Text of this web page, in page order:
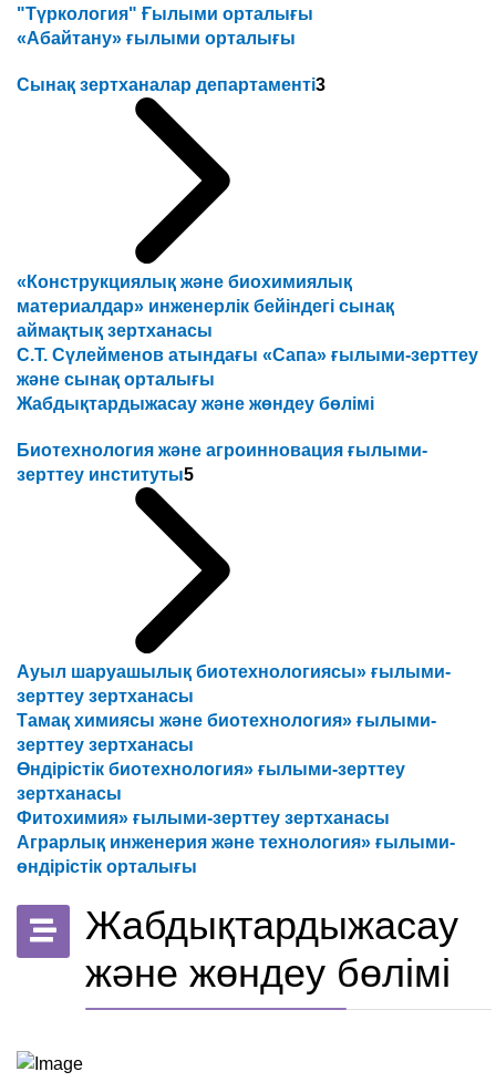
"Түркология" Ғылыми орталығы
«Абайтану» ғылыми орталығы
Сынақ зертханалар департаменті3
«Конструкциялық және биохимиялық
материалдар» инженерлік бейіндегі сынақ
аймақтық зертханасы
С.Т. Сүлейменов атындағы «Сапа» ғылыми-зерттеу
және сынақ орталығы
Жабдықтардыжасау және жөндеу бөлімі
Биотехнология және агроинновация ғылыми-
зерттеу институты5
Ауыл шаруашылық биотехнологиясы» ғылыми-
зерттеу зертханасы
Тамақ химиясы және биотехнология» ғылыми-
зерттеу зертханасы
Өндірістік биотехнология» ғылыми-зерттеу
зертханасы
Фитохимия» ғылыми-зерттеу зертханасы
Аграрлық инженерия және технология» ғылыми-
өндірістік орталығы
Жабдықтардыжасау
және жөндеу бөлімі